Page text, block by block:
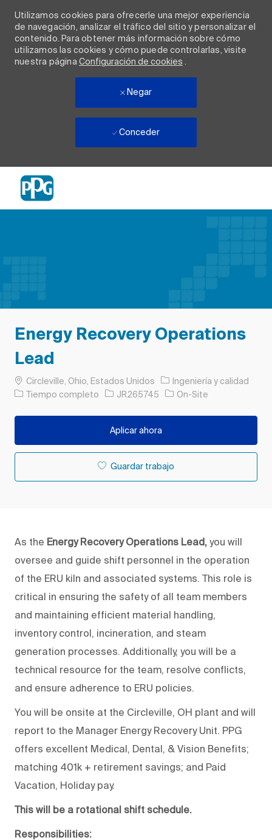
Utilizamos cookies para ofrecerle una mejor experiencia
de navegación, analizar el tráfico del sitio y personalizar el
contenido. Para obtener más información sobre cómo
utilizamos las cookies y cómo puede controlarlas, visite
nuestra página Configuración de cookies .
Negar
Conceder
Energy Recovery Operations
Lead
Ubicación
Circleville, Ohio, Estados Unidos Categoría
Ingeniería y calidad
Tipo de trabajo
Tiempo completo ID de trabajo
JR265745 On-Site
Aplicar ahora
Guardar trabajo
As the Energy Recovery Operations Lead, you will
oversee and guide shift personnel in the operation
of the ERU kiln and associated systems. This role is
critical in ensuring the safety of all team members
and maintaining efficient material handling,
inventory control, incineration, and steam
generation processes. Additionally, you will be a
technical resource for the team, resolve conflicts,
and ensure adherence to ERU policies.
You will be onsite at the Circleville, OH plant and will
report to the Manager Energy Recovery Unit. PPG
offers excellent Medical, Dental, & Vision Benefits;
matching 401k + retirement savings; and Paid
Vacation, Holiday pay.
This will be a rotational shift schedule.
Responsibilities: